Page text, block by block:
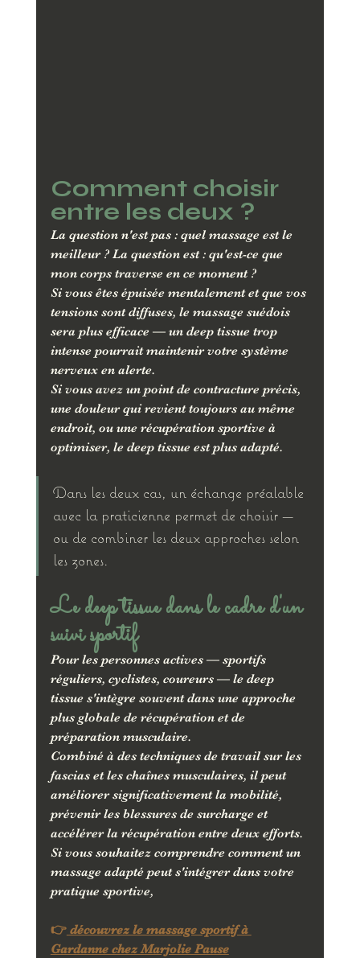
Comment choisir
entre les deux ?
La question n'est pas : quel massage est le
meilleur ? La question est : qu'est-ce que
mon corps traverse en ce moment ?
Si vous êtes épuisée mentalement et que vos
tensions sont diffuses, le massage suédois
sera plus efficace — un deep tissue trop
intense pourrait maintenir votre système
nerveux en alerte.
Si vous avez un point de contracture précis,
une douleur qui revient toujours au même
endroit, ou une récupération sportive à
optimiser, le deep tissue est plus adapté.
Dans les deux cas, un échange préalable
avec la praticienne permet de choisir —
ou de combiner les deux approches selon
les zones.
Le deep tissue dans le cadre d'un
suivi sportif
Pour les personnes actives — sportifs
réguliers, cyclistes, coureurs — le deep
tissue s'intègre souvent dans une approche
plus globale de récupération et de
préparation musculaire.
Combiné à des techniques de travail sur les
fascias et les chaînes musculaires, il peut
améliorer significativement la mobilité,
prévenir les blessures de surcharge et
accélérer la récupération entre deux efforts.
Si vous souhaitez comprendre comment un
massage adapté peut s'intégrer dans votre
pratique sportive,
👉 découvrez le massage sportif à
Gardanne chez Marjolie Pause